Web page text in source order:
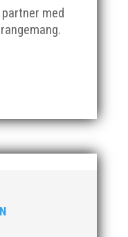
med
annat fanns
för att ta emot
helt gäng löpare
mysiga
Formen är
(2,7 km
på de fem